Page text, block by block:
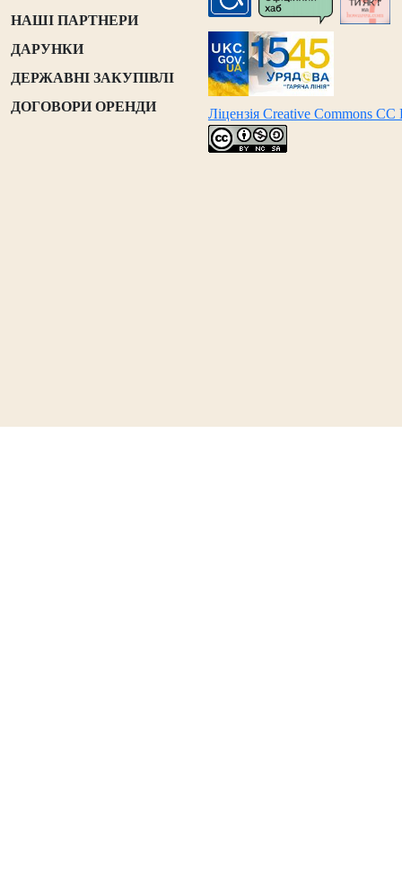
НАШІ ПАРТНЕРИ
ДАРУНКИ
ДЕРЖАВНІ ЗАКУПІВЛІ
ДОГОВОРИ ОРЕНДИ
Ліцензія Creative Commons